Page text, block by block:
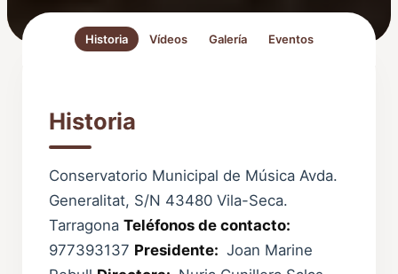
Historia Vídeos Galería Eventos
Historia
Conservatorio Municipal de Música Avda.
Generalitat, S/N 43480 Vila-Seca.
TarragonaTeléfonos de contacto:
977393137 Presidente: Joan Marine